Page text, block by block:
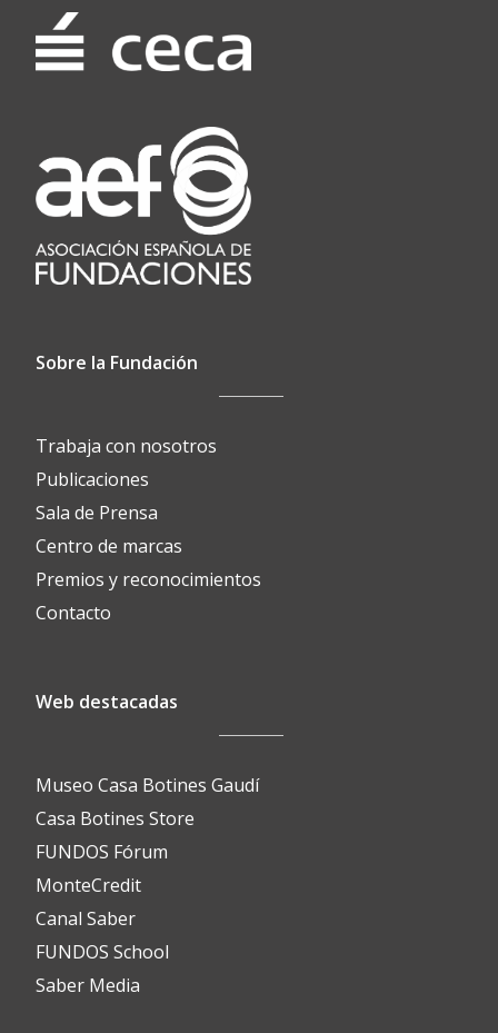
Sobre la Fundación
Trabaja con nosotros
Publicaciones
Sala de Prensa
Centro de marcas
Premios y reconocimientos
Contacto
Web destacadas
Museo Casa Botines Gaudí
Casa Botines Store
FUNDOS Fórum
MonteCredit
Canal Saber
FUNDOS School
Saber Media